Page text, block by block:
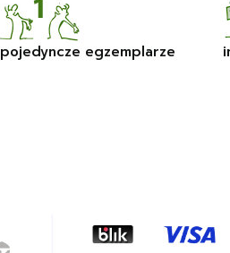
pojedyncze egzemplarze